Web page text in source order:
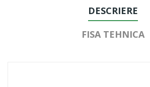
DESCRIERE
FISA TEHNICA